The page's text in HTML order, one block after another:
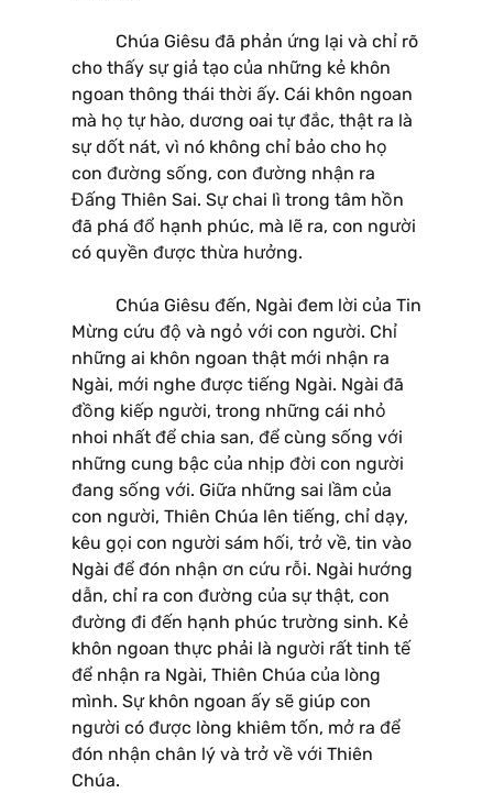
Chúa Giêsu đã phản ứng lại và chỉ rõ
cho thấy sự giả tạo của những kẻ khôn
ngoan thông thái thời ấy. Cái khôn ngoan
mà họ tự hào, dương oai tự đắc, thật ra là
sự dốt nát, vì nó không chỉ bảo cho họ
con đường sống, con đường nhận ra
Đấng Thiên Sai. Sự chai lì trong tâm hồn
đã phá đổ hạnh phúc, mà lẽ ra, con người
có quyền được thừa hưởng.
Chúa Giêsu đến, Ngài đem lời của Tin
Mừng cứu độ và ngỏ với con người. Chỉ
những ai khôn ngoan thật mới nhận ra
Ngài, mới nghe được tiếng Ngài. Ngài đã
đồng kiếp người, trong những cái nhỏ
nhoi nhất để chia san, để cùng sống với
những cung bậc của nhịp đời con người
đang sống với. Giữa những sai lầm của
con người, Thiên Chúa lên tiếng, chỉ dạy,
kêu gọi con người sám hối, trở về, tin vào
Ngài để đón nhận ơn cứu rỗi. Ngài hướng
dẫn, chỉ ra con đường của sự thật, con
đường đi đến hạnh phúc trường sinh. Kẻ
khôn ngoan thực phải là người rất tinh tế
để nhận ra Ngài, Thiên Chúa của lòng
mình. Sự khôn ngoan ấy sẽ giúp con
người có được lòng khiêm tốn, mở ra để
đón nhận chân lý và trở về với Thiên
Chúa.